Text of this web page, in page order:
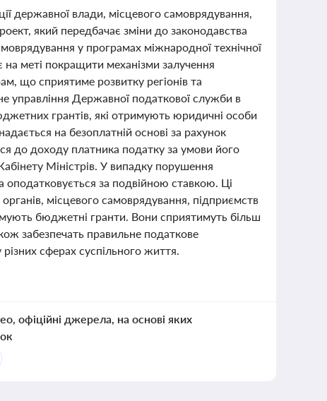
державної влади, місцевого самоврядування,
який передбачає зміни до законодавства
у програмах міжнародної технічної
меті покращити механізми залучення
що сприятиме розвитку регіонів та
управління Державної податкової служби в
грантів, які отримують юридичні особи
на безоплатній основі за рахунок
до доходу платника податку за умови його
Міністрів. У випадку порушення
оподатковується за подвійною ставкою. Ці
місцевого самоврядування, підприємств
бюджетні гранти. Вони сприятимуть більш
забезпечать правильне податкове
сферах суспільного життя.
офіційні джерела, на основі яких